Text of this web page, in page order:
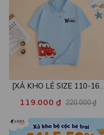
[XẢ KHO LẺ SIZE 110-160]
mẫu - Áo trẻ em từ 15-42kg
- Loza Kids XPL001
119.000 ₫ 220.000 ₫